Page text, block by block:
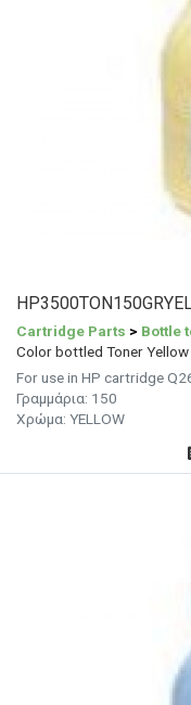
Cartridge Parts > Bottle
Color bottled Toner
For use in HP cartridge
Γραμμάρια: 150
Χρώμα: YELLOW